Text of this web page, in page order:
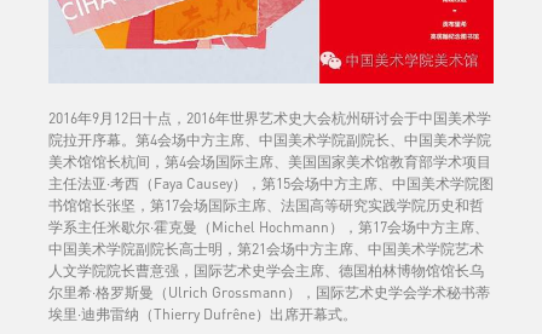
2016年9月12日十点，2016年世界艺术史大会杭州研讨会于中国美术学
院拉开序幕。第4会场中方主席、中国美术学院副院长、中国美术学院
美术馆馆长杭间，第4会场国际主席、美国国家美术馆教育部学术项目
主任法亚·考西（Faya Causey），第15会场中方主席、中国美术学院图
书馆馆长张坚，第17会场国际主席、法国高等研究实践学院历史和哲
学系主任米歇尔·霍克曼（Michel Hochmann），第17会场中方主席、
中国美术学院副院长高士明，第21会场中方主席、中国美术学院艺术
人文学院院长曹意强，国际艺术史学会主席、德国柏林博物馆馆长乌
尔里希·格罗斯曼（Ulrich Grossmann），国际艺术史学会学术秘书蒂
埃里·迪弗雷纳（Thierry Dufrêne）出席开幕式。